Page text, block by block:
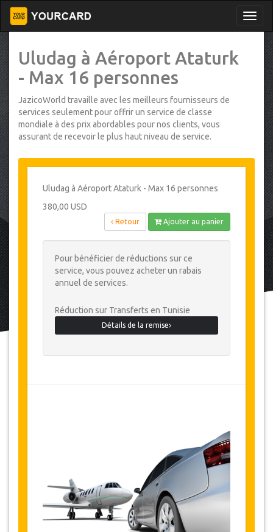
Uludag à Aéroport Ataturk
- Max 16 personnes
JazicoWorld travaille avec les meilleurs fournisseurs de
services seulement pour offrir un service de classe
mondiale à des prix abordables pour nos clients, vous
assurant de recevoir le plus haut niveau de service.
Uludag à Aéroport Ataturk - Max 16 personnes
380,00 USD
Retour Ajouter au panier
Pour bénéficier de réductions sur ce
service, vous pouvez acheter un rabais
annuel de services.
Réduction sur Transferts en Tunisie
Détails de la remise